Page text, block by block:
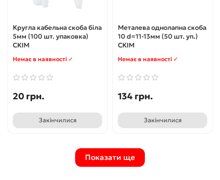
Кругла кабельна скоба біла
5мм (100 шт. упаковка)
СКІМ
Немає в наявності ✓
20 грн.
Закінчилися
Металева однолапна скоба
10 d=11-13мм (50 шт. уп.)
СКІМ
Немає в наявності ✓
134 грн.
Закінчилися
Показати ще